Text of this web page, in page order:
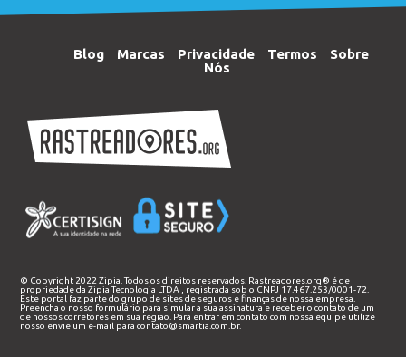
Blog Marcas Privacidade Termos
Sobre
Nós
© Copyright 2022 Zipia. Todos os direitos reservados. Rastreadores.org® é de
propriedade daZipia Tecnologia LTDA
, registrada sob o CNPJ 17.467.253/0001-72.
Este portal faz parte do grupo de sites de seguros e finanças de nossa empresa.
Preencha o nosso formulário para simular a sua assinatura e receber o contato de um
de nossos corretores em sua região. Para entrar em contato com nossa equipe utilize
nosso envie um e-mail paracontato@smartia.com.br.